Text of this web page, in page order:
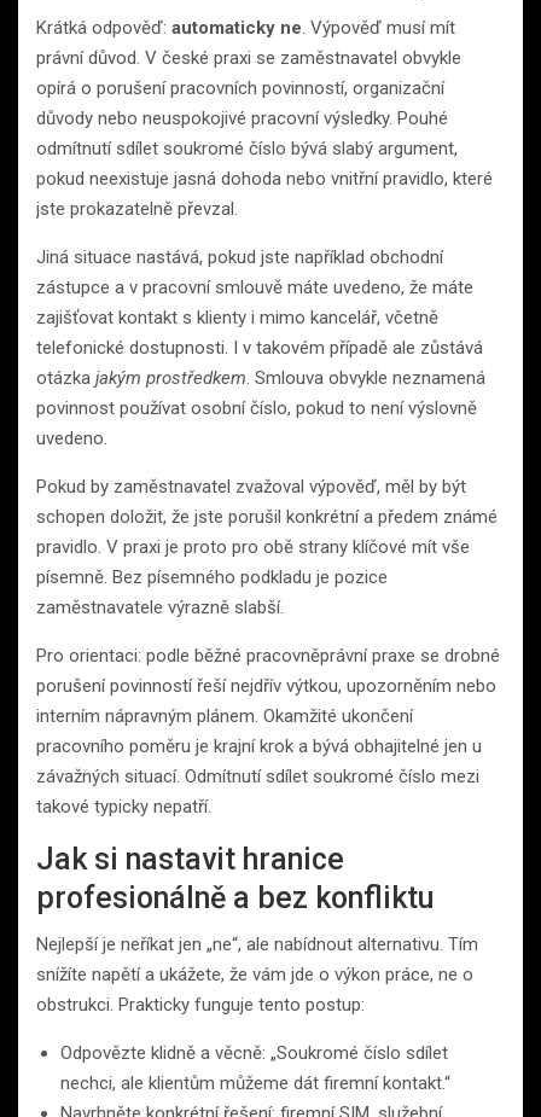
Krátká odpověď: automaticky ne. Výpověď musí mít
právní důvod. V české praxi se zaměstnavatel obvykle
opírá o porušení pracovních povinností, organizační
důvody nebo neuspokojivé pracovní výsledky. Pouhé
odmítnutí sdílet soukromé číslo bývá slabý argument,
pokud neexistuje jasná dohoda nebo vnitřní pravidlo, které
jste prokazatelně převzal.
Jiná situace nastává, pokud jste například obchodní
zástupce a v pracovní smlouvě máte uvedeno, že máte
zajišťovat kontakt s klienty i mimo kancelář, včetně
telefonické dostupnosti. I v takovém případě ale zůstává
otázka jakým prostředkem. Smlouva obvykle neznamená
povinnost používat osobní číslo, pokud to není výslovně
uvedeno.
Pokud by zaměstnavatel zvažoval výpověď, měl by být
schopen doložit, že jste porušil konkrétní a předem známé
pravidlo. V praxi je proto pro obě strany klíčové mít vše
písemně. Bez písemného podkladu je pozice
zaměstnavatele výrazně slabší.
Pro orientaci: podle běžné pracovněprávní praxe se drobné
porušení povinností řeší nejdřív výtkou, upozorněním nebo
interním nápravným plánem. Okamžité ukončení
pracovního poměru je krajní krok a bývá obhajitelné jen u
závažných situací. Odmítnutí sdílet soukromé číslo mezi
takové typicky nepatří.
Jak si nastavit hranice
profesionálně a bez konfliktu
Nejlepší je neříkat jen „ne“, ale nabídnout alternativu. Tím
snížíte napětí a ukážete, že vám jde o výkon práce, ne o
obstrukci. Prakticky funguje tento postup:
Odpovězte klidně a věcně: „Soukromé číslo sdílet
nechci, ale klientům můžeme dát firemní kontakt.“